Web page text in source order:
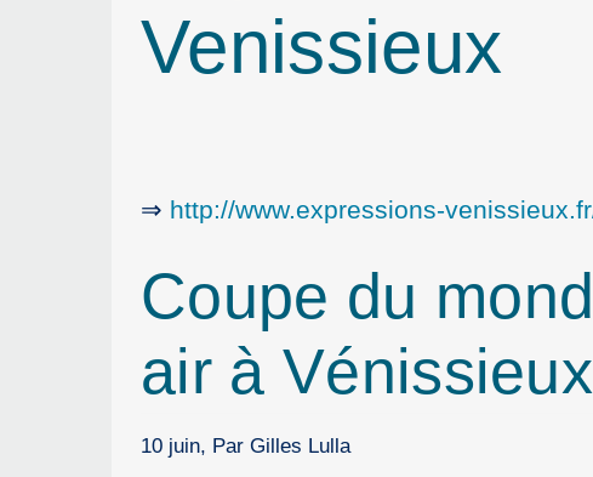
Venissieux
⇒ http://www.expressions-
Coupe du
air à Vénissieux
10 juin, Par Gilles Lulla